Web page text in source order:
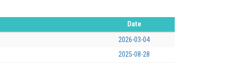
Date
2026-03-04
2025-08-28